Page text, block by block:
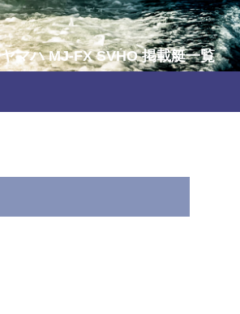
ヤマハ MJ-FX SVHO掲載艇一覧